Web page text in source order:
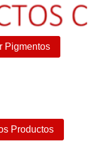
Pigmentos
Productos